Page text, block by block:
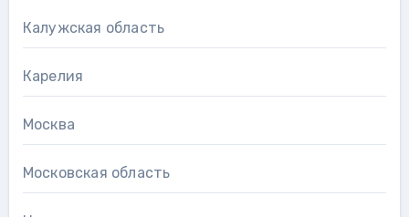
Калужская область
Карелия
Москва
Московская область